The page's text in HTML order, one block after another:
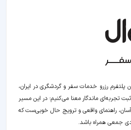
پلتفرم رزرو خدمات سفر و گردشگری در ایران،
تجربه‌ای ماندگار معنا می‌کنیم؛ در این مسیر‍
آسان، راهنمای واقعی و ترویج حال خوبی‌ست که
جمعی همراه باشد.